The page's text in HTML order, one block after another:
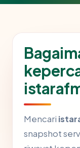
Mencari
snapshot